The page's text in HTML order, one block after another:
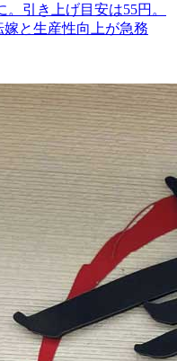
引き上げ目安は55円。
と生産性向上が急務